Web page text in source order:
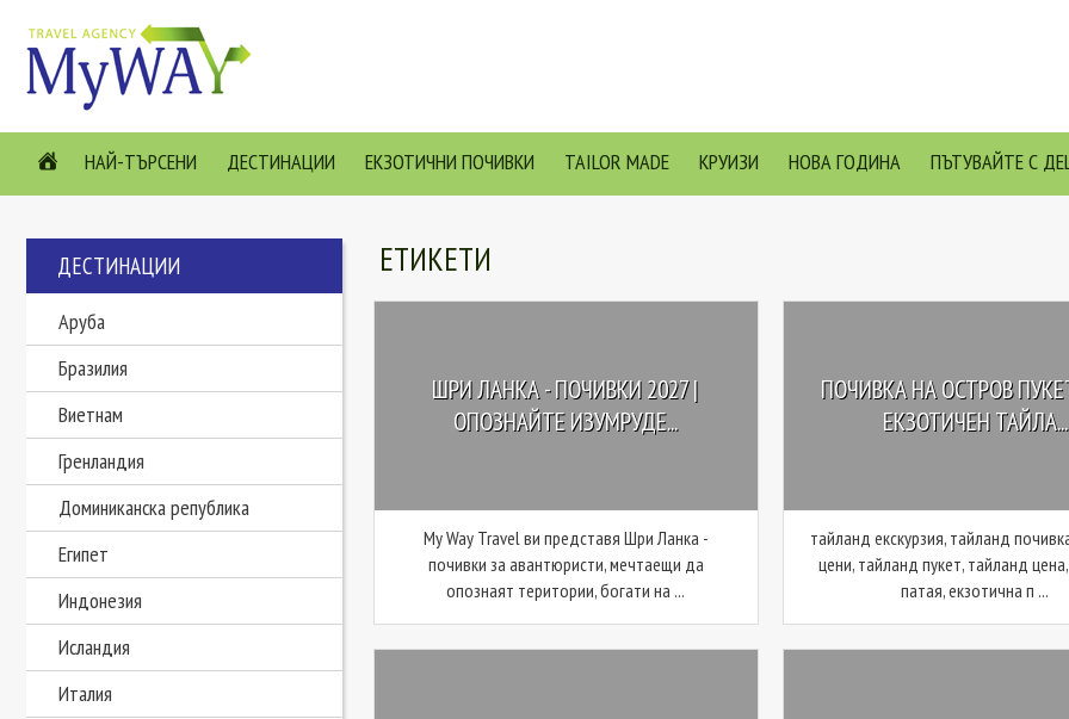
НАЙ-ТЪРСЕНИ ДЕСТИНАЦИИ ЕКЗОТИЧНИ ПОЧИВКИ TAILOR MADE КРУИЗИ НОВА ГОДИНА ПЪТУВАЙТЕ С
ДЕСТИНАЦИИ
Аруба
Бразилия
Виетнам
Гренландия
Доминиканска република
Египет
Индонезия
Исландия
Италия
ЕТИКЕТИ
ШРИ ЛАНКА - ПОЧИВКИ 2027 |
ОПОЗНАЙТЕ ИЗУМРУДЕ...
My Way Travel ви представя Шри Ланка -
почивки за авантюристи, мечтаещи да
опознаят територии, богати на ...
ПОЧИВКА НА ОСТРОВ
ЕКЗОТИЧЕН ТАЙЛА...
тайланд екскурзия, тайланд
цени, тайланд пукет, тайланд
патая, екзотична п ...